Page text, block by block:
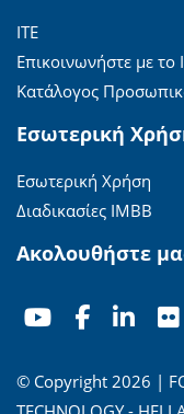
ΙΤΕ
Επικοινωνήστε με το
Κατάλογος
Εσωτερική
Εσωτερική Χρήση
Διαδικασίες ΙΜΒΒ
Ακολουθήστε
© Copyright 2026 |